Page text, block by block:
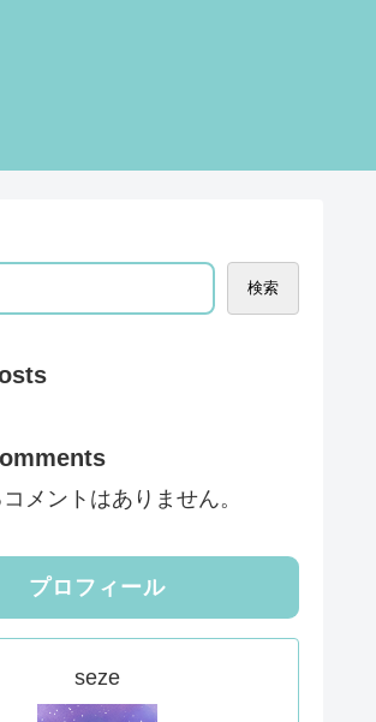
検索
メントはありません。
プロフィール
seze